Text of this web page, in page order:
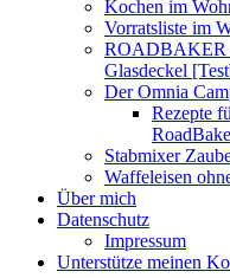
Kochen im
Vorratsliste im
ROADBAKER
Glasdeckel
Der Omnia
Rezepte
Stabmixer
Waffeleisen
Über mich
Datenschutz
Impressum
Unterstütze meinen